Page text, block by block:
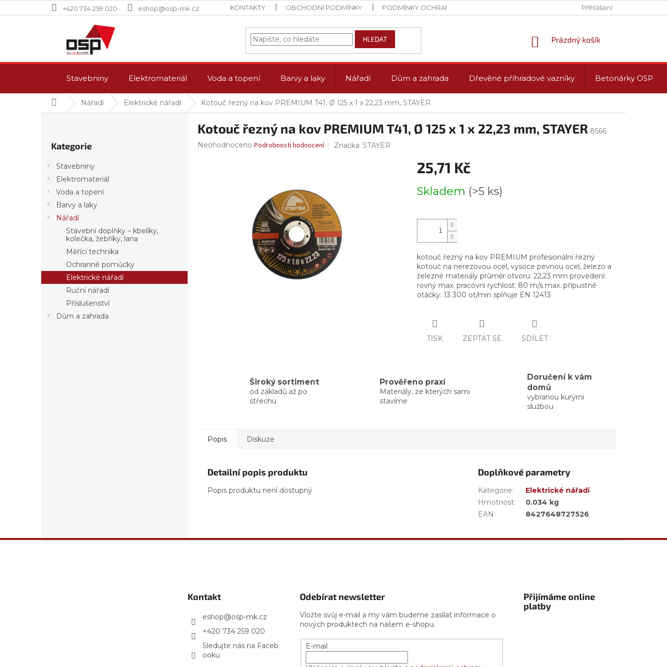
na
+420 734 259 020 eshop@osp-mk.cz KONTAKTY OBCHODNÍ PODMÍNKY PODMÍNKY OCHRANY OSOBNÍCH ÚDAJŮ (GDPR) PROVOZNÍ DOBA
Přihlášení
HLEDAT
NÁKUPNÍ
Prázdný košík
Stavebniny Elektromateriál Voda a topení Barvy a laky Nářadí Dům a zahrada Dřevěné příhradové vazníky Betonárky OSP
DomůNářadí Elektrické nářadí Kotouč řezný na kov PREMIUM T41, Ø 125 x 1 x 22,23 mm, STAYER
kategorie
Kategorie
Stavebniny
Elektromateriál
Voda a topení
Barvy a laky
Nářadí
Stavební doplňky – kbelíky,
kolečka, žebříky, lana
Měřící technika
Ochranné pomůcky
Elektrické nářadí
Ruční nářadí
Příslušenství
Dům a zahrada
Kotouč řezný na kov PREMIUM T41, Ø 125 x 1 x 22,23 mm, STAYER 8566
Průměrné
Neohodnoceno Podrobnosti hodnocení Značka: STAYER
25,71 Kč
cena:
Skladem (>5 ks)
kotouč řezný na kov PREMIUM profesionální řezný
kotouč na nerezovou ocel, vysoce pevnou ocel, železo a
železné materiály průměr otvoru: 22,23 mm provedení:
rovný max. pracovní rychlost: 80 m/s max. přípustné
otáčky: 13 300 ot/min splňuje EN 12413
TISK ZEPTAT SE SDÍLET
Široký sortiment
od základů až po
střechu
Prověřeno praxí
Materiály, ze kterých sami
stavíme
Doručení k vám
domů
vybranou kurýrní
službou
Popis Diskuze
Detailní popis produktu
Popis produktu není dostupný
Doplňkové parametry
Kategorie:
Elektrické nářadí
Hmotnost:
0.034 kg
EAN: 8427648727526
Kontakt
eshop@osp-mk.cz
+420 734 259 020
Sledujte nás na Faceb
ooku
Odebírat newsletter
Vložte svůj e-mail a my vám budeme zasílat informace o
nových produktech na našem e-shopu.
E-mail
Přijímáme online
platby